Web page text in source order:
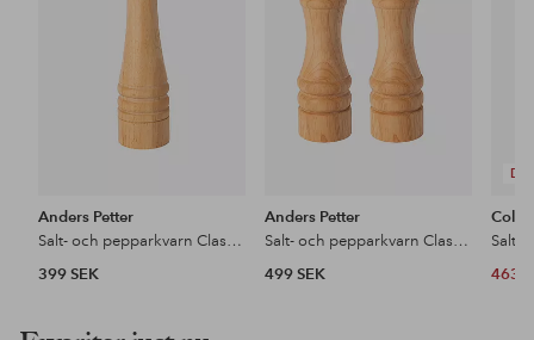
Anders Petter
Salt- och pepparkvarn Classic 25,5 cm
399 SEK
Anders Petter
Salt- och pepparkvarn Classic 18 cm
499 SEK
Cole
463